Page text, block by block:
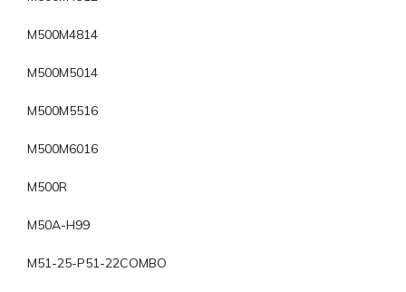
M500M4814
M500M5014
M500M5516
M500M6016
M500R
M50A-H99
M51-25-P51-22COMBO